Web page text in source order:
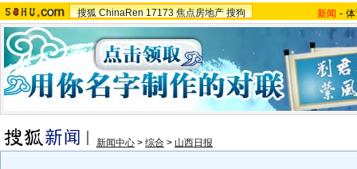
搜狐 ChinaRen 17173 焦点房地产 搜狗 新闻 -
新闻中心 > 综合 > 山西日报